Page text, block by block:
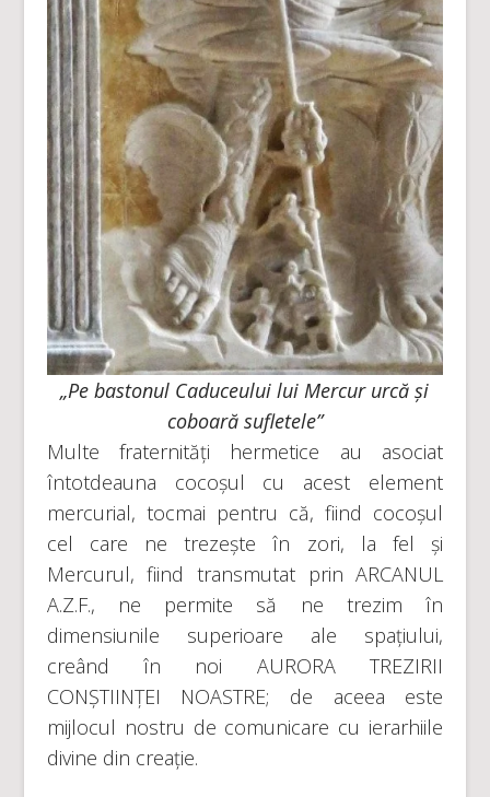
„Pe bastonul Caduceului lui Mercur urcă și
coboară sufletele”
Multe fraternități hermetice au asociat
întotdeauna cocoșul cu acest element
mercurial, tocmai pentru că, fiind cocoșul
cel care ne trezește în zori, la fel și
Mercurul, fiind transmutat prin ARCANUL
A.Z.F., ne permite să ne trezim în
dimensiunile superioare ale spațiului,
creând în noi AURORA TREZIRII
CONȘTIINȚEI NOASTRE; de aceea este
mijlocul nostru de comunicare cu ierarhiile
divine din creație.